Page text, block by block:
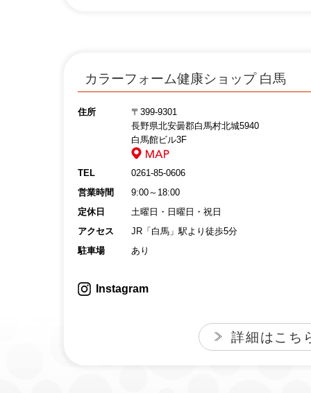
カラーフォーム健康ショップ 白馬
住所
〒399‐9301
長野県北安曇郡白馬村北城5940
白馬館ビル3F
TEL
0261-85-0606
営業時間
9:00～18:00
定休日
土曜日・日曜日・祝日
アクセス
JR「白馬」駅より徒歩5分
駐車場
あり
Instagram
詳細はこち